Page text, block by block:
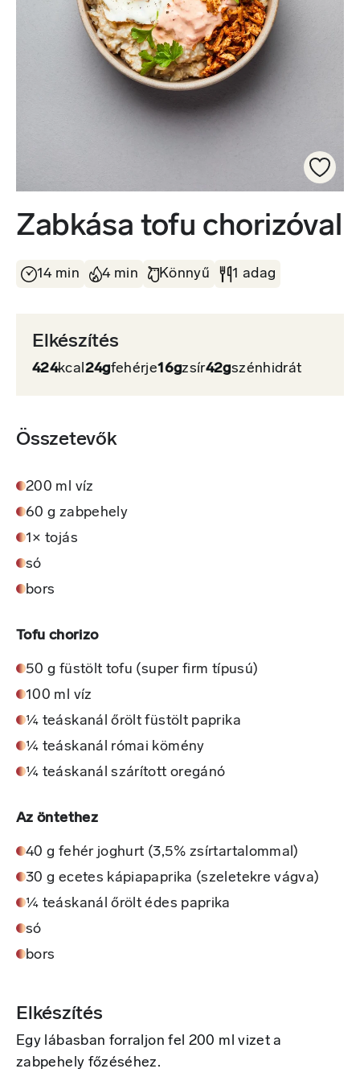
Zabkása tofu chorizóval
14 min 4 min Könnyű 1 adag
Elkészítés
424kcal24gfehérje16gzsír42gszénhidrát
Összetevők
200 ml víz
60 g zabpehely
1× tojás
só
bors
Tofu chorizo
50 g füstölt tofu (super firm típusú)
100 ml víz
¼ teáskanál őrölt füstölt paprika
¼ teáskanál római kömény
¼ teáskanál szárított oregánó
Az öntethez
40 g fehér joghurt (3,5% zsírtartalommal)
30 g ecetes kápiapaprika (szeletekre vágva)
¼ teáskanál őrölt édes paprika
só
bors
Elkészítés
Egy lábasban forraljon fel 200 ml vizet a
zabpehely főzéséhez.